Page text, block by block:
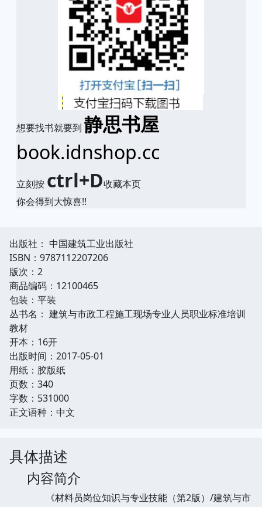
想要找书就要到 静思书屋
book.idnshop.cc
立刻按 ctrl+D收藏本页
你会得到大惊喜!!
出版社： 中国建筑工业出版社
ISBN：9787112207206
版次：2
商品编码：12100465
包装：平装
丛书名： 建筑与市政工程施工现场专业人员职业标准培训
教材
开本：16开
出版时间：2017-05-01
用纸：胶版纸
页数：340
字数：531000
正文语种：中文
具体描述
内容简介
《材料员岗位知识与专业技能（第2版）/建筑与市